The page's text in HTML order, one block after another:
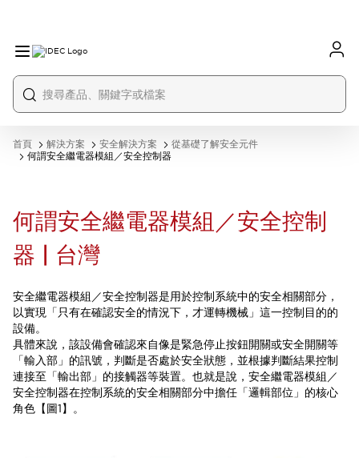
首頁 解決方案 安全解決方案
從基礎了解安全元件
何謂安全繼電器模組／安全控制器
何謂安全繼電器模組／安全控制
器 | 台灣
安全繼電器模組／安全控制器是用於控制系統中的安全相關部分，
以實現「只有在確認安全的情況下，才運轉機械」這一控制目的的
設備。
具體來說，該設備會確認來自像是緊急停止按鈕開關或安全開關等
「輸入部」的訊號，判斷是否處於安全狀態，並根據判斷結果控制
連接至「輸出部」的接觸器等裝置。也就是說，安全繼電器模組／
安全控制器在控制系統的安全相關部分中擔任「邏輯部位」的核心
角色【圖1】。